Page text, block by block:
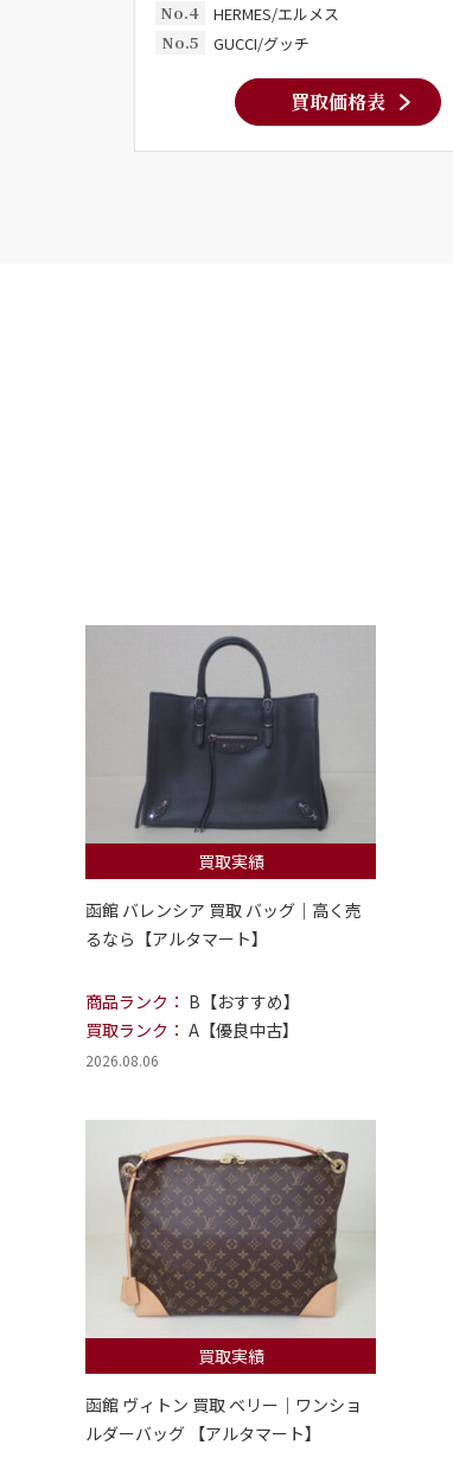
No.4
HERMES/エルメス
No.5
GUCCI/グッチ
買取価格表
買取実績
函館 バレンシア 買取 バッグ｜高く売
るなら【アルタマート】
商品ランク： B【おすすめ】
買取ランク： A【優良中古】
2026.08.06
買取実績
函館 ヴィトン 買取 ベリー｜ワンショ
ルダーバッグ 【アルタマート】